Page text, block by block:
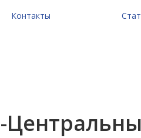
Контакты